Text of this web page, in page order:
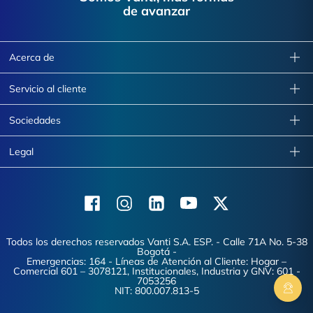
de avanzar
Acerca de
Servicio al cliente
Sociedades
Legal
FacebookInstagramLinkedinYoutubeX (Twitter)
Todos los derechos reservados Vanti S.A. ESP. - Calle 71A No. 5-38
Bogotá -
Emergencias: 164 - Líneas de Atención al Cliente: Hogar –
Comercial 601 – 3078121, Institucionales, Industria y GNV: 601 -
7053256
NIT: 800.007.813-5